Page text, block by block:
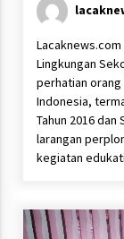
Lacaknews.com
Lingkungan
perhatian
Indonesia,
Tahun 2016
larangan
kegiatan